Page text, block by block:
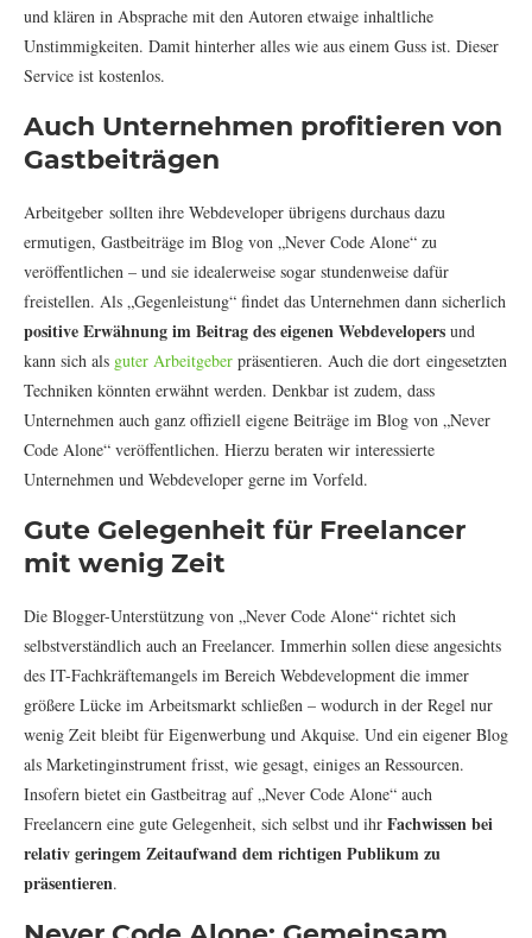
und klären in Absprache mit den Autoren etwaige inhaltliche
Unstimmigkeiten. Damit hinterher alles wie aus einem Guss ist. Dieser
Service ist kostenlos.
Auch Unternehmen profitieren von
Gastbeiträgen
Arbeitgeber sollten ihre Webdeveloper übrigens durchaus dazu
ermutigen, Gastbeiträge im Blog von „Never Code Alone“ zu
veröffentlichen – und sie idealerweise sogar stundenweise dafür
freistellen. Als „Gegenleistung“ findet das Unternehmen dann sicherlich
positive Erwähnung im Beitrag des eigenen Webdevelopers und
kann sich als guter Arbeitgeber präsentieren. Auch die dort eingesetzten
Techniken könnten erwähnt werden. Denkbar ist zudem, dass
Unternehmen auch ganz offiziell eigene Beiträge im Blog von „Never
Code Alone“ veröffentlichen. Hierzu beraten wir interessierte
Unternehmen und Webdeveloper gerne im Vorfeld.
Gute Gelegenheit für Freelancer
mit wenig Zeit
Die Blogger-Unterstützung von „Never Code Alone“ richtet sich
selbstverständlich auch an Freelancer. Immerhin sollen diese angesichts
des IT-Fachkräftemangels im Bereich Webdevelopment die immer
größere Lücke im Arbeitsmarkt schließen – wodurch in der Regel nur
wenig Zeit bleibt für Eigenwerbung und Akquise. Und ein eigener Blog
als Marketinginstrument frisst, wie gesagt, einiges an Ressourcen.
Insofern bietet ein Gastbeitrag auf „Never Code Alone“ auch
Freelancern eine gute Gelegenheit, sich selbst und ihr Fachwissen bei
relativ geringem Zeitaufwand dem richtigen Publikum zu
präsentieren.